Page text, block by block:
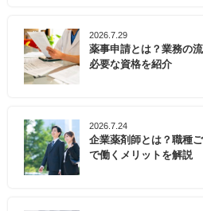
2026.7.29
薬事申請とは？業務の
必要な資格を紹介
2026.7.24
企業薬剤師とは？職種
で働くメリットを解説